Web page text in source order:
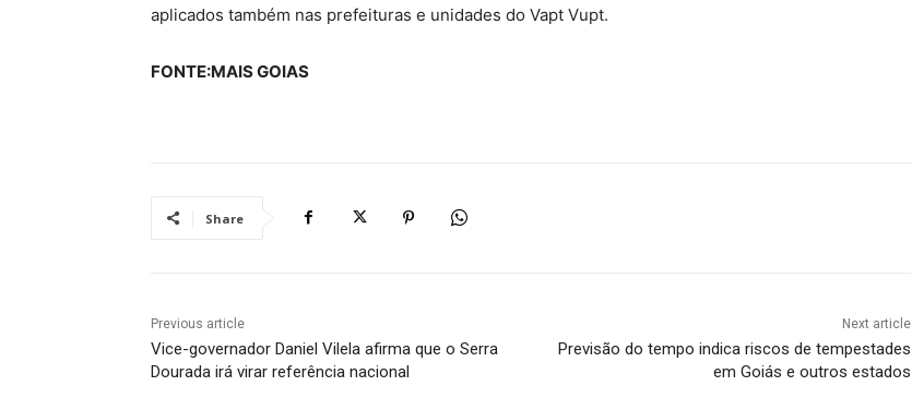
aplicados também nas prefeituras e unidades do Vapt Vupt.
FONTE:MAIS GOIAS
Share
Previous article
Vice-governador Daniel Vilela afirma que o Serra
Dourada irá virar referência nacional
Next article
Previsão do tempo indica riscos de tempestades
em Goiás e outros estados